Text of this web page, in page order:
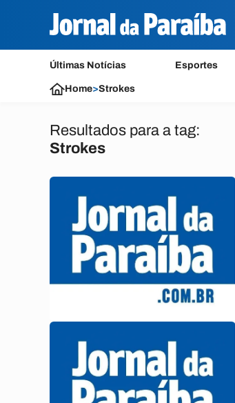
Últimas Notícias Esportes
Home>Strokes
Resultados para a tag:
Strokes